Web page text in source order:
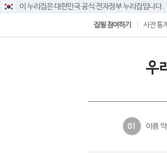
이 누리집은 대한민국 공식 전자정부 누리집입니다.
집필 참여하기 사전 통계
01 이용